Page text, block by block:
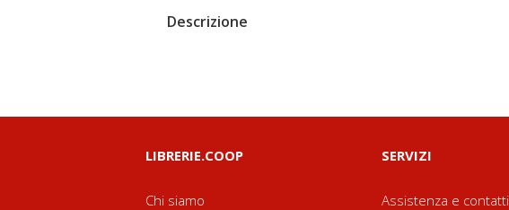
Descrizione
LIBRERIE.COOP
Chi siamo
SERVIZI
Assistenza e contatti